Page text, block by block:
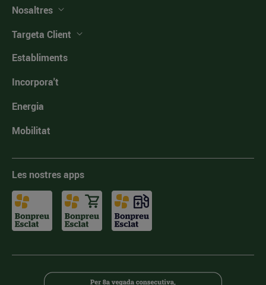
Nosaltres
Targeta Client
Establiments
Incorpora't
Energia
Mobilitat
Les nostres apps